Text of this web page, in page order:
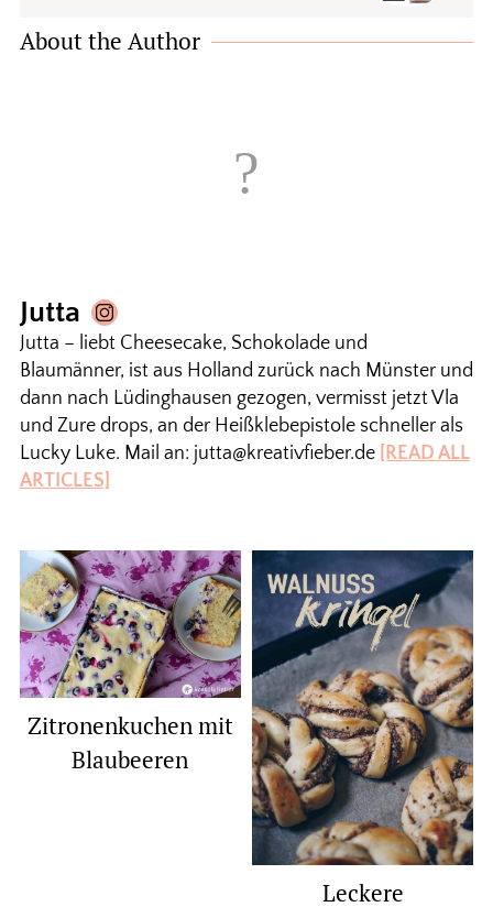
About the Author
Jutta
Jutta – liebt Cheesecake, Schokolade und
Blaumänner, ist aus Holland zurück nach Münster und
dann nach Lüdinghausen gezogen, vermisst jetzt Vla
und Zure drops, an der Heißklebepistole schneller als
Lucky Luke. Mail an: jutta@kreativfieber.de [READ ALL
ARTICLES]
Zitronenkuchen mit
Blaubeeren
Leckere